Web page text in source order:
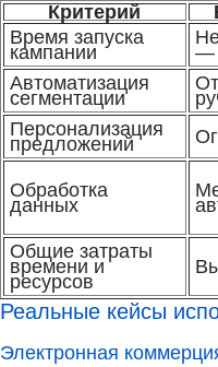
Критерий
Время запуска
кампании
—
Автоматизация
сегментации
Персонализация
предложений
Обработка
данных
Общие затраты
времени и
ресурсов
Реальные кейсы
Электронная